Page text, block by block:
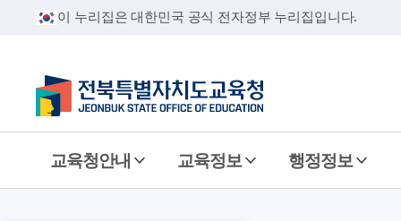
이 누리집은 대한민국 공식 전자정부 누리집입니다.
교육청안내 교육정보 행정정보